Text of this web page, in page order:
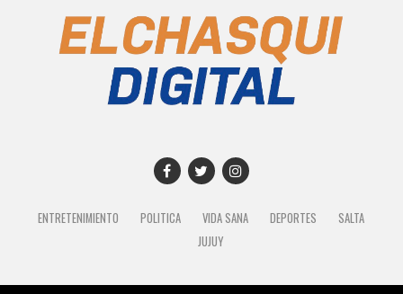
ENTRETENIMIENTO POLITICA VIDA SANA DEPORTES
SALTA
JUJUY